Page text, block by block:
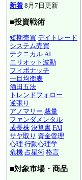
新着 8月7日更新
■投資戦術
短期売買 デイトレード
システム売買
テクニカル AI
エリオット波動
フィボナッチ
一目均衡表
酒田五法
トレンドフォロー
逆張り
アノマリー 裁量
ファンダメンタル
成長株 決算書 FAI
サヤ取り 資金管理
心理 行動心理学
危機 占星術 格言
■対象市場・商品